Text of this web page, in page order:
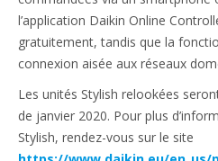
l’application Daikin Online
gratuitement, tandis que la
connexion aisée aux réseaux
Les unités Stylish relookées
de janvier 2020. Pour plus
Stylish, rendez-vous sur le site